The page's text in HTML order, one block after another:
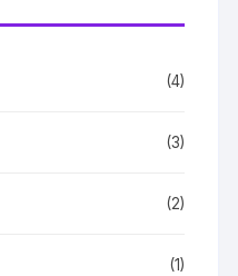
(4)
(3)
(2)
(1)